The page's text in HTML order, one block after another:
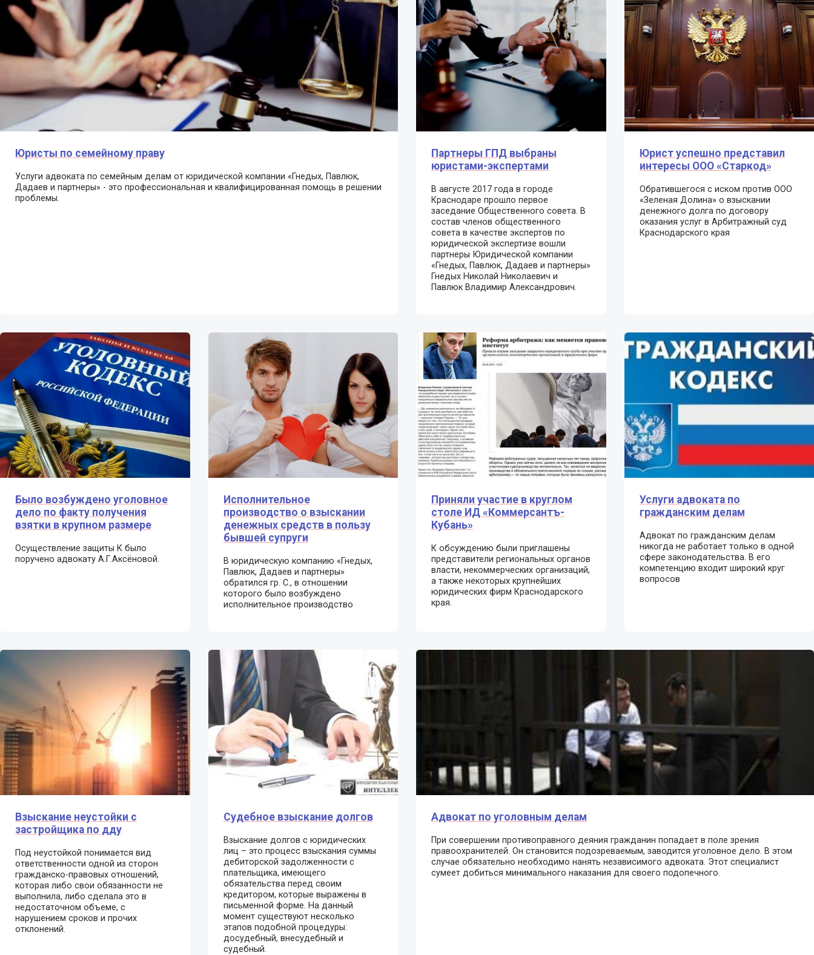
Юристы по семейному праву
Услуги адвоката по семейным делам от юридической компании «Гнедых, Павлюк,
Дадаев и партнеры» - это профессиональная и квалифицированная помощь в решении
проблемы.
Партнеры ГПД выбраны
юристами-экспертами
В августе 2017 года в городе
Краснодаре прошло первое
заседание Общественного совета. В
состав членов общественного
совета в качестве экспертов по
юридической экспертизе вошли
партнеры Юридической компании
«Гнедых, Павлюк, Дадаев и партнеры»
Гнедых Николай Николаевич и
Павлюк Владимир Александрович.
Юрист успешно представил
интересы ООО «Старкод»
Обратившегося с иском против ООО
«Зеленая Долина» о взыскании
денежного долга по договору
оказания услуг в Арбитражный суд
Краснодарского края
Было возбуждено уголовное
дело по факту получения
взятки в крупном размере
Осуществление защиты К было
поручено адвокату А.Г.Аксёновой.
Исполнительное
производство о взыскании
денежных средств в пользу
бывшей супруги
В юридическую компанию «Гнедых,
Павлюк, Дадаев и партнеры»
обратился гр. С., в отношении
которого было возбуждено
исполнительное производство
Приняли участие в круглом
столе ИД «Коммерсантъ-
Кубань»
К обсуждению были приглашены
представители региональных органов
власти, некоммерческих организаций,
а также некоторых крупнейших
юридических фирм Краснодарского
края.
Услуги адвоката по
гражданским делам
Адвокат по гражданским делам
никогда не работает только в одной
сфере законодательства. В его
компетенцию входит широкий круг
вопросов
Взыскание неустойки с
застройщика по дду
Под неустойкой понимается вид
ответственности одной из сторон
гражданско-правовых отношений,
которая либо свои обязанности не
выполнила, либо сделала это в
недостаточном объеме, с
нарушением сроков и прочих
отклонений.
Судебное взыскание долгов
Взыскание долгов с юридических
лиц – это процесс взыскания суммы
дебиторской задолженности с
плательщика, имеющего
обязательства перед своим
кредитором, которые выражены в
письменной форме. На данный
момент существуют несколько
этапов подобной процедуры:
досудебный, внесудебный и
судебный.
Адвокат по уголовным делам
При совершении противоправного деяния гражданин попадает в поле зрения
правоохранителей. Он становится подозреваемым, заводится уголовное дело. В этом
случае обязательно необходимо нанять независимого адвоката. Этот специалист
сумеет добиться минимального наказания для своего подопечного.